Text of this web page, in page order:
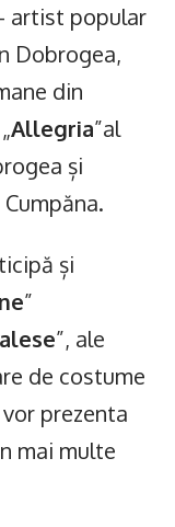
artist popular
Dobrogea,
din
Allegria”al
și
și
”
”, ale
de costume
prezenta
mai multe